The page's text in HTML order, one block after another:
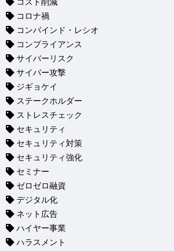
コロナ禍
コンバインド・レシオ
コンプライアンス
サイバーリスク
サイバー攻撃
ジギョケイ
ステークホルダー
ストレスチェック
セキュリティ
セキュリティ対策
セキュリティ強化
セミナー
ゼロゼロ融資
デジタル化
ネット広告
ハイヤー事業
ハラスメント